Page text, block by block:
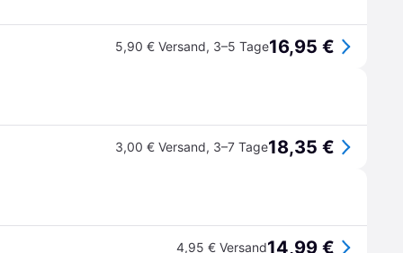
5,90 € Versand, 3–5 Tage16,95 €
3,00 € Versand, 3–7 Tage18,35 €
4,95 € Versand14,99 €